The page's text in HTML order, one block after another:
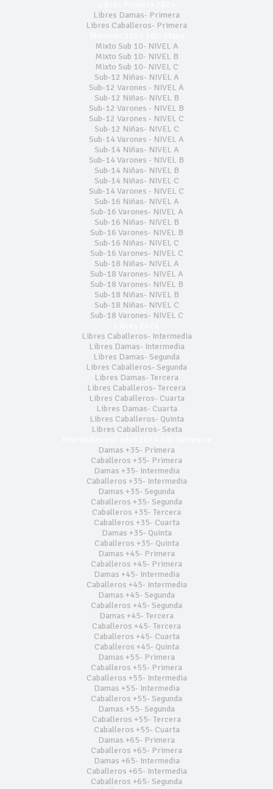
Libres Damas- Primera
Libres Caballeros- Primera
Mixto Sub 10- NIVEL A
Mixto Sub 10- NIVEL B
Mixto Sub 10- NIVEL C
Sub-12 Niñas- NIVEL A
Sub-12 Varones - NIVEL A
Sub-12 Niñas- NIVEL B
Sub-12 Varones - NIVEL B
Sub-12 Varones - NIVEL C
Sub-12 Niñas- NIVEL C
Sub-14 Varones - NIVEL A
Sub-14 Niñas- NIVEL A
Sub-14 Varones - NIVEL B
Sub-14 Niñas- NIVEL B
Sub-14 Niñas- NIVEL C
Sub-14 Varones - NIVEL C
Sub-16 Niñas- NIVEL A
Sub-16 Varones- NIVEL A
Sub-16 Niñas- NIVEL B
Sub-16 Varones- NIVEL B
Sub-16 Niñas- NIVEL C
Sub-16 Varones- NIVEL C
Sub-18 Niñas- NIVEL A
Sub-18 Varones- NIVEL A
Sub-18 Varones- NIVEL B
Sub-18 Niñas- NIVEL B
Sub-18 Niñas- NIVEL C
Sub-18 Varones- NIVEL C
Libres Caballeros- Intermedia
Libres Damas- Intermedia
Libres Damas- Segunda
Libres Caballeros- Segunda
Libres Damas- Tercera
Libres Caballeros- Tercera
Libres Caballeros- Cuarta
Libres Damas- Cuarta
Libres Caballeros- Quinta
Libres Caballeros- Sexta
Damas +35- Primera
Caballeros +35- Primera
Damas +35- Intermedia
Caballeros +35- Intermedia
Damas +35- Segunda
Caballeros +35- Segunda
Caballeros +35- Tercera
Caballeros +35- Cuarta
Damas +35- Quinta
Caballeros +35- Quinta
Damas +45- Primera
Caballeros +45- Primera
Damas +45- Intermedia
Caballeros +45- Intermedia
Damas +45- Segunda
Caballeros +45- Segunda
Damas +45- Tercera
Caballeros +45- Tercera
Caballeros +45- Cuarta
Caballeros +45- Quinta
Damas +55- Primera
Caballeros +55- Primera
Caballeros +55- Intermedia
Damas +55- Intermedia
Caballeros +55- Segunda
Damas +55- Segunda
Caballeros +55- Tercera
Caballeros +55- Cuarta
Damas +65- Primera
Caballeros +65- Primera
Damas +65- Intermedia
Caballeros +65- Intermedia
Caballeros +65- Segunda